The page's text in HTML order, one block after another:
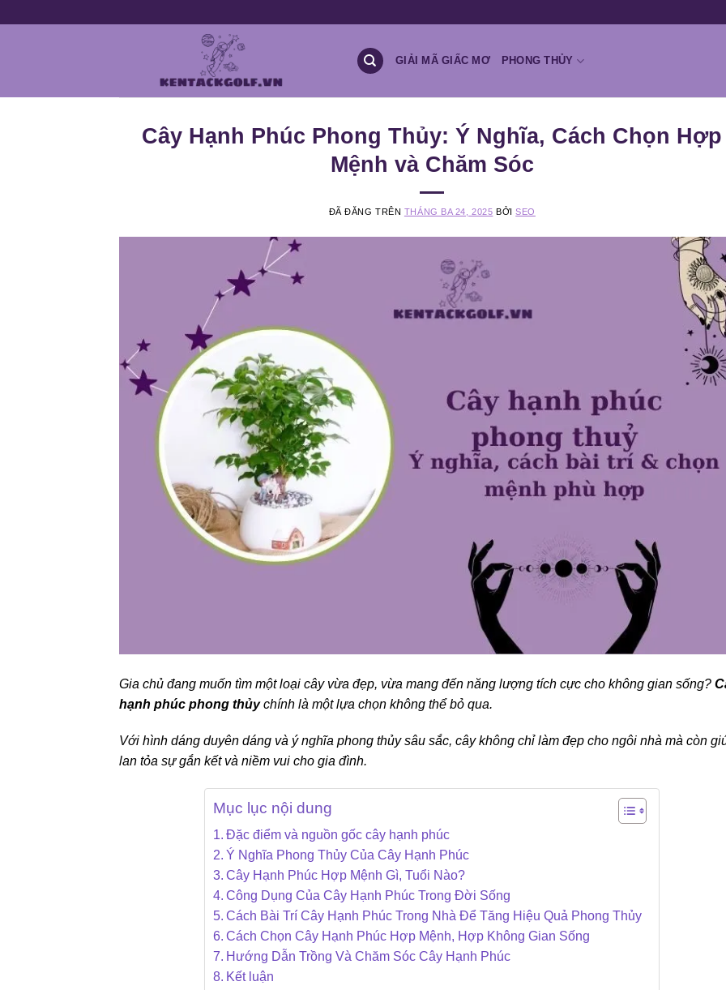
GIẢI MÃ GIẤC MƠ PHONG THỦY
Cây Hạnh Phúc Phong Thủy: Ý Nghĩa, Cách Chọn Hợp
Mệnh và Chăm Sóc
ĐÃ ĐĂNG TRÊN THÁNG BA 24, 2025 BỞISEO
Gia chủ đang muốn tìm một loại cây vừa đẹp, vừa mang đến năng lượng tích cực cho không gian sống?
hạnh phúc phong thủychính là một lựa chọn không thể bỏ qua.
Với hình dáng duyên dáng và ý nghĩa phong thủy sâu sắc, cây không chỉ làm đẹp cho ngôi nhà mà còn
lan tỏa sự gắn kết và niềm vui cho gia đình.
Mục lục nội dung
Đặc điểm và nguồn gốc cây hạnh phúc
Ý Nghĩa Phong Thủy Của Cây Hạnh Phúc
Cây Hạnh Phúc Hợp Mệnh Gì, Tuổi Nào?
Công Dụng Của Cây Hạnh Phúc Trong Đời Sống
Cách Bài Trí Cây Hạnh Phúc Trong Nhà Để Tăng Hiệu Quả Phong Thủy
Cách Chọn Cây Hạnh Phúc Hợp Mệnh, Hợp Không Gian Sống
Hướng Dẫn Trồng Và Chăm Sóc Cây Hạnh Phúc
Kết luận